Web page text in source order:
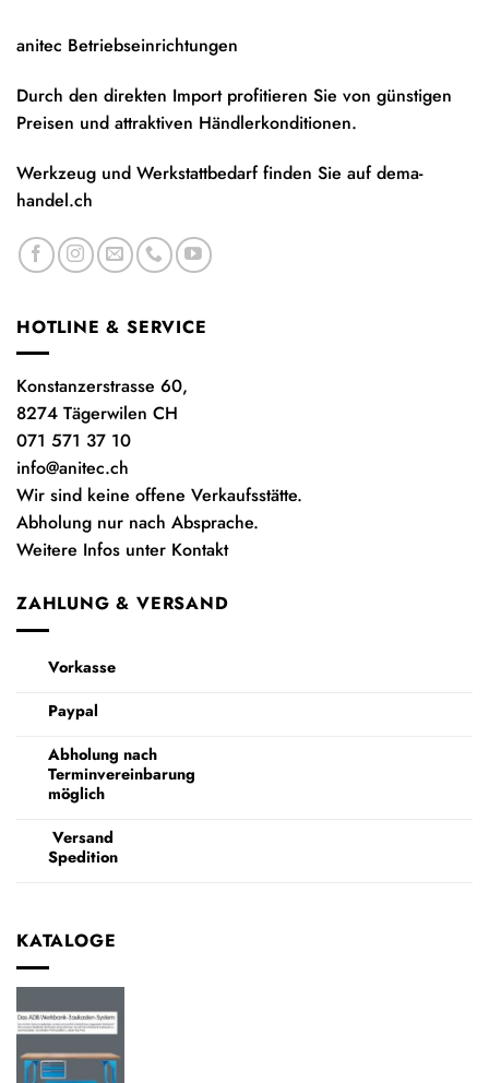
anitec Betriebseinrichtungen
Durch den direkten Import profitieren Sie von günstigen
Preisen und attraktiven Händlerkonditionen.
Werkzeug und Werkstattbedarf finden Sie aufdema-
handel.ch
HOTLINE & SERVICE
Konstanzerstrasse 60,
8274 Tägerwilen CH
071 571 37 10
info@anitec.ch
Wir sind keine offene Verkaufsstätte.
Abholung nur nach Absprache.
Weitere Infos unter Kontakt
ZAHLUNG & VERSAND
Vorkasse
Paypal
Abholung nach
Terminvereinbarung
möglich
Versand
Spedition
KATALOGE